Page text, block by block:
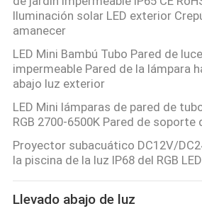
Iluminación solar LED exterior
amanecer
LED Mini Bambú Tubo Pared de
impermeable Pared de la lámpara
abajo luz exterior
LED Mini lámparas de pared de
RGB 2700-6500K Pared de soporte
Proyector subacuático DC12V/
la piscina de la luz IP68 del RGB LED
Llevado abajo de luz